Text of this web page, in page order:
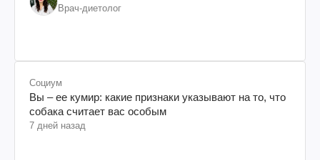
Врач-диетолог
Социум
Вы – ее кумир: какие признаки указывают на то, что
собака считает вас особым
7 дней назад